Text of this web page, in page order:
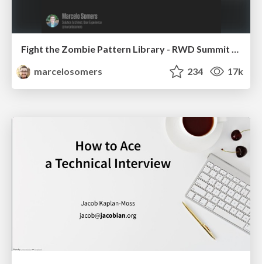
Fight the Zombie Pattern Library - RWD Summit 2016
marcelosomers
234 17k